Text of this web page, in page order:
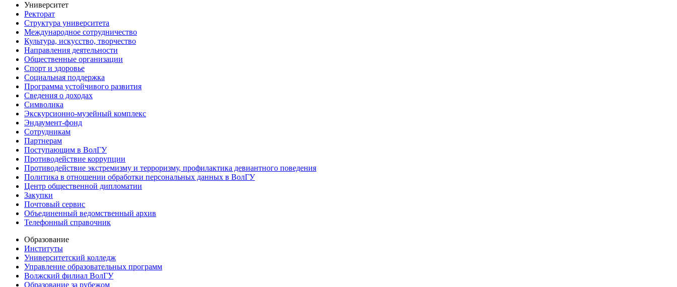
Университет
Ректорат
Структура университета
Международное сотрудничество
Культура, искусство, творчество
Направления деятельности
Общественные организации
Спорт и здоровье
Социальная поддержка
Программа устойчивого развития
Сведения о доходах
Символика
Экскурсионно-музейный комплекс
Эндаумент-фонд
Сотрудникам
Партнерам
Поступающим в ВолГУ
Противодействие коррупции
Противодействие экстремизму и терроризму, профилактика девиантного поведения
Политика в отношении обработки персональных данных в ВолГУ
Центр общественной дипломатии
Закупки
Почтовый сервис
Объединенный ведомственный архив
Телефонный справочник
Образование
Институты
Университетский колледж
Управление образовательных программ
Волжский филиал ВолГУ
Образование за рубежом